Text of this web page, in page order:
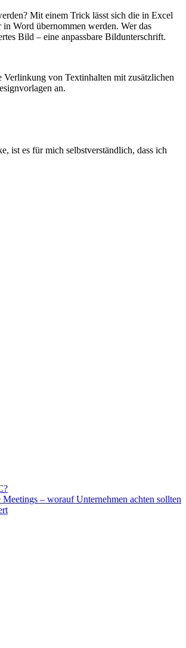
Mit einem Trick lässt sich die in Excel
Word übernommen werden. Wer das
Bild – eine anpassbare Bildunterschrift.
von Textinhalten mit zusätzlichen
an.
ist es für mich selbstverständlich, dass ich
– worauf Unternehmen achten sollten